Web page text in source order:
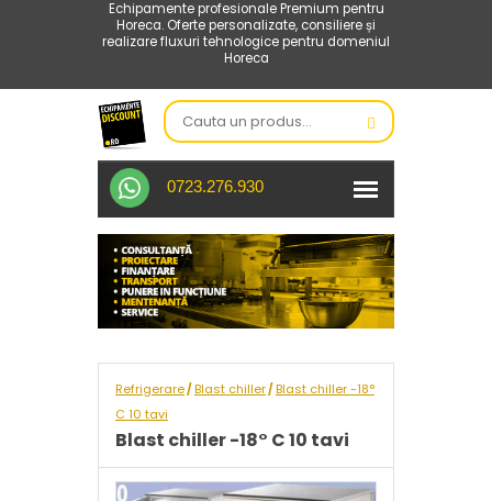
Echipamente profesionale Premium pentru
Horeca. Oferte personalizate, consiliere și
realizare fluxuri tehnologice pentru domeniul
Horeca
0723.276.930
Refrigerare/Blast chiller/Blast chiller -18°
C 10 tavi
Blast chiller -18° C 10 tavi